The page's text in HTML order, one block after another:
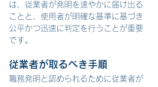
は、従業者が発明を速やかに届け出る
ことと、使用者が明確な基準に基づき
公平かつ迅速に判定を行うことが重要
です。
従業者が取るべき手順
職務発明と認められるために従業者が